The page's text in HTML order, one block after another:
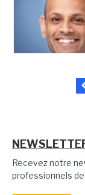
Recevez notre
professionnels de